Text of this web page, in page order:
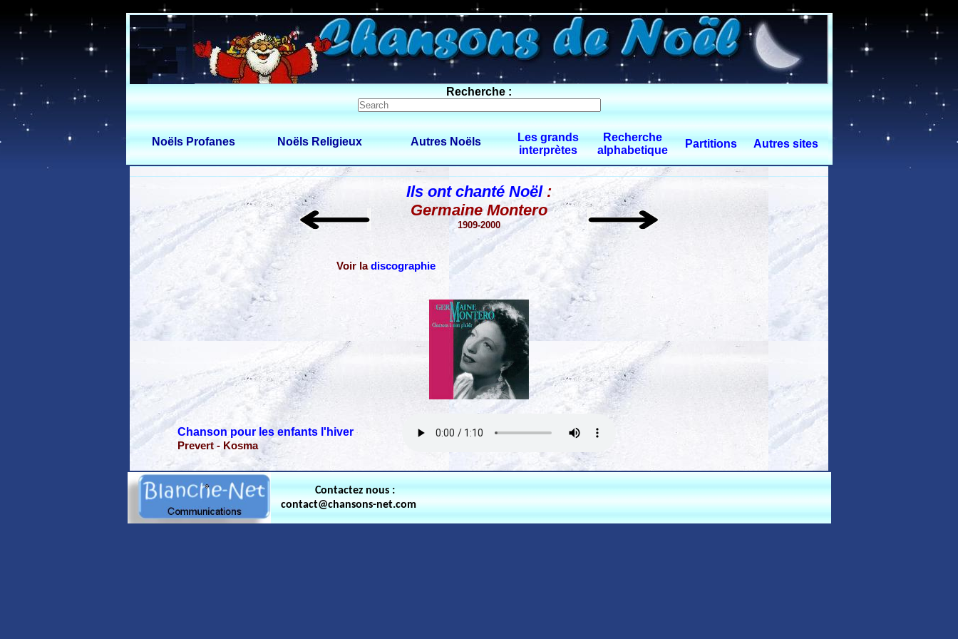
0 $limitbot 1 $limittot 2
Recherche :
Noëls Profanes Noëls Religieux Autres Noëls
Les grands
interprètes
Recherche
alphabetique
Partitions Autres sites
Ils ont chanté Noël:
Germaine Montero
1909-2000
Voir ladiscographie
Chanson pour les enfants l'hiver
Prevert - Kosma
Contactez nous :
contact@chansons-net.com